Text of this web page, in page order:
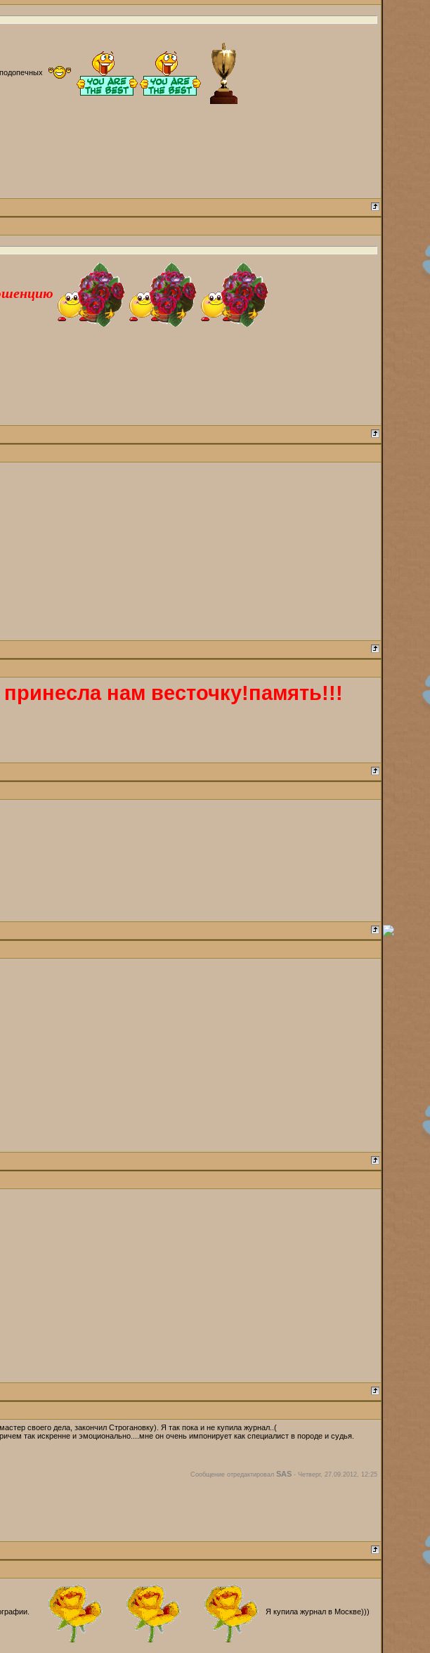
нам весточку!память!!!
своего дела, закончил Строгановку). Я так пока и не купила журнал..(
так искренне и эмоционально....мне он очень импонирует как специалист в породе и судья.
Сообщение отредактировал SAS - Четверг, 27.09.2012, 12:25
Я купила журнал в Москве)))